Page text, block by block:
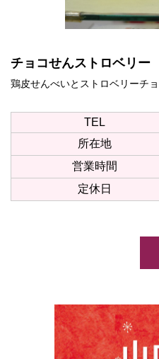
チョコせんストロベリー
鶏皮せんべいとストロベリーチ
TEL
所在地
営業時間
定休日